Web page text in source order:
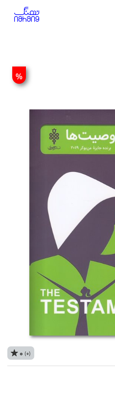
%
0 (0)